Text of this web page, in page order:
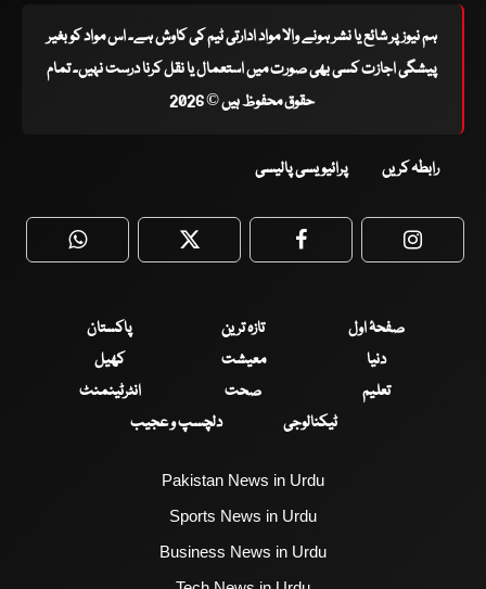
ہم نیوز پر شائع یا نشر ہونے والا مواد ادارتی ٹیم کی کاوش ہے۔ اس مواد کو بغیر
پیشگی اجازت کسی بھی صورت میں استعمال یا نقل کرنا درست نہیں۔ تمام
حقوق محفوظ ہیں © 2026
رابطہ کریں پرائیویسی پالیسی
WhatsApp Twitter Facebook
صفحۂ اول تازہ ترین
پاکستان
دنیا
معیشت
کھیل
تعلیم
صحت
انٹرٹینمنٹ
ٹیکنالوجی
دلچسپ و عجیب
Pakistan News in Urdu
Sports News in Urdu
Business News in Urdu